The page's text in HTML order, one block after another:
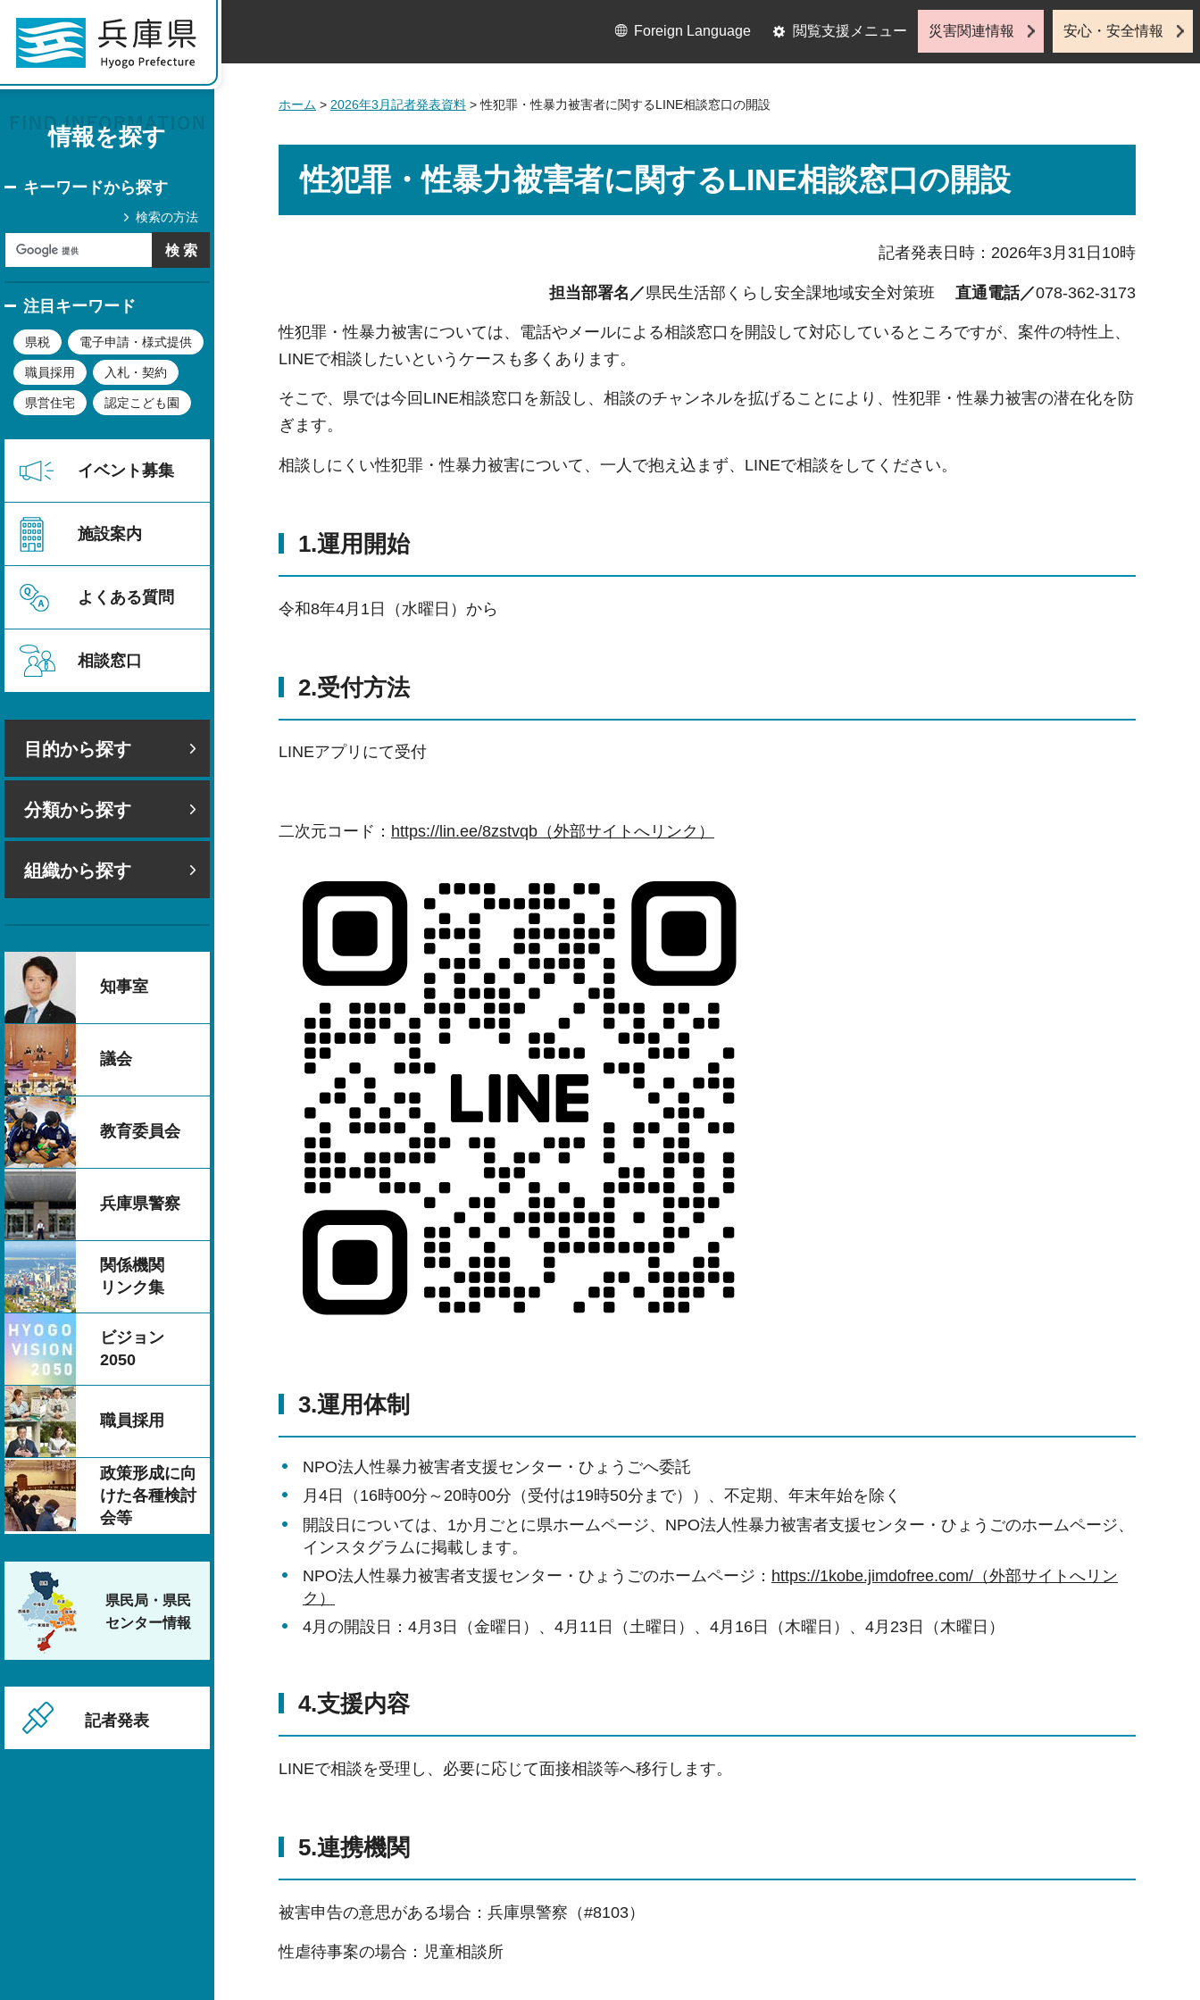
情報を探す
キーワードから探す
検索の方法
注目キーワード
県税 電子申請・様式提供
職員採用 入札・契約
県営住宅 認定こども園
イベント募集
施設案内
よくある質問
相談窓口
目的から探す
分類から探す
組織から探す
知事室
議会
教育委員会
兵庫県警察
関係機関
リンク集
ビジョン
2050
職員採用
政策形成に向
けた各種検討
会等
県民局・県民
センター情報
記者発表
Foreign Language 閲覧支援メニュー 災害関連情報 安心・安全情報
ホーム > 2026年3月記者発表資料 > 性犯罪・性暴力被害者に関するLINE相談窓口の開設
性犯罪・性暴力被害者に関するLINE相談窓口の開設
記者発表日時：2026年3月31日10時
担当部署名／県民生活部くらし安全課地域安全対策班 直通電話／078-362-3173
性犯罪・性暴力被害については、電話やメールによる相談窓口を開設して対応しているところですが、案件の特性上、
LINEで相談したいというケースも多くあります。
そこで、県では今回LINE相談窓口を新設し、相談のチャンネルを拡げることにより、性犯罪・性暴力被害の潜在化を防
ぎます。
相談しにくい性犯罪・性暴力被害について、一人で抱え込まず、LINEで相談をしてください。
1.運用開始
令和8年4月1日（水曜日）から
2.受付方法
LINEアプリにて受付
二次元コード： https://lin.ee/8zstvqb（外部サイトへリンク）
3.運用体制
NPO法人性暴力被害者支援センター・ひょうごへ委託
月4日（16時00分～20時00分（受付は19時50分まで））、不定期、年末年始を除く
開設日については、1か月ごとに県ホームページ、NPO法人性暴力被害者支援センター・ひょうごのホームページ、
インスタグラムに掲載します。
NPO法人性暴力被害者支援センター・ひょうごのホームページ： https://1kobe.jimdofree.com/（外部サイトへリン
ク）
4月の開設日：4月3日（金曜日）、4月11日（土曜日）、4月16日（木曜日）、4月23日（木曜日）
4.支援内容
LINEで相談を受理し、必要に応じて面接相談等へ移行します。
5.連携機関
被害申告の意思がある場合：兵庫県警察（#8103）
性虐待事案の場合：児童相談所